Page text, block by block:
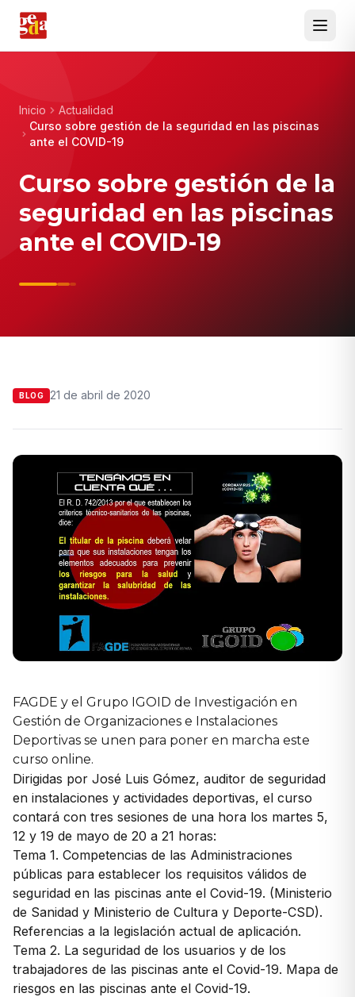
Inicio
Actualidad
Curso sobre gestión de la seguridad en las piscinas
ante el COVID-19
Curso sobre gestión de la
seguridad en las piscinas
ante el COVID-19
BLOG 21 de abril de 2020
FAGDE y el Grupo IGOID de Investigación en
Gestión de Organizaciones e Instalaciones
Deportivas se unen para poner en marcha este
curso online.
Dirigidas por José Luis Gómez, auditor de seguridad
en instalaciones y actividades deportivas, el curso
contará con tres sesiones de una hora los martes 5,
12 y 19 de mayo de 20 a 21 horas:
Tema 1. Competencias de las Administraciones
públicas para establecer los requisitos válidos de
seguridad en las piscinas ante el Covid-19. (Ministerio
de Sanidad y Ministerio de Cultura y Deporte-CSD).
Referencias a la legislación actual de aplicación.
Tema 2. La seguridad de los usuarios y de los
trabajadores de las piscinas ante el Covid-19. Mapa de
riesgos en las piscinas ante el Covid-19.